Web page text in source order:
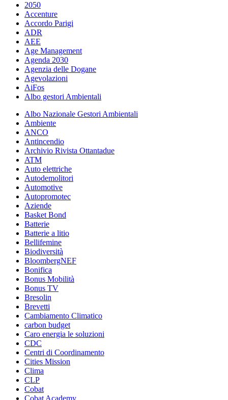
2050
Accenture
Accordo Parigi
ADR
AEE
Age Management
Agenda 2030
Agenzia delle Dogane
Agevolazioni
AiFos
Albo gestori Ambientali
Albo Nazionale Gestori Ambientali
Ambiente
ANCO
Antincendio
Archivio Rivista Ottantadue
ATM
Auto elettriche
Autodemolitori
Automotive
Autopromotec
Aziende
Basket Bond
Batterie
Batterie a litio
Bellifemine
Biodiversità
BloombergNEF
Bonifica
Bonus Mobilità
Bonus TV
Bresolin
Brevetti
Cambiamento Climatico
carbon budget
Caro energia le soluzioni
CDC
Centri di Coordinamento
Cities Mission
Clima
CLP
Cobat
Cobat Academy